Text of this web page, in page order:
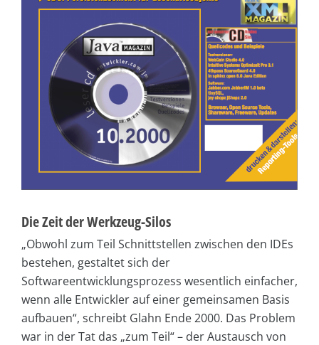
Die Zeit der Werkzeug-Silos
„Obwohl zum Teil Schnittstellen zwischen den IDEs
bestehen, gestaltet sich der
Softwareentwicklungsprozess wesentlich einfacher,
wenn alle Entwickler auf einer gemeinsamen Basis
aufbauen“, schreibt Glahn Ende 2000. Das Problem
war in der Tat das „zum Teil“ – der Austausch von